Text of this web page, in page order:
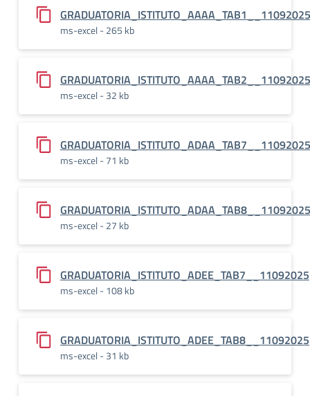
GRADUATORIA_ISTITUTO_AAAA_TAB1__11092025
ms-excel - 265 kb
GRADUATORIA_ISTITUTO_AAAA_TAB2__11092025
ms-excel - 32 kb
GRADUATORIA_ISTITUTO_ADAA_TAB7__11092025
ms-excel - 71 kb
GRADUATORIA_ISTITUTO_ADAA_TAB8__11092025
ms-excel - 27 kb
GRADUATORIA_ISTITUTO_ADEE_TAB7__11092025
ms-excel - 108 kb
GRADUATORIA_ISTITUTO_ADEE_TAB8__11092025
ms-excel - 31 kb